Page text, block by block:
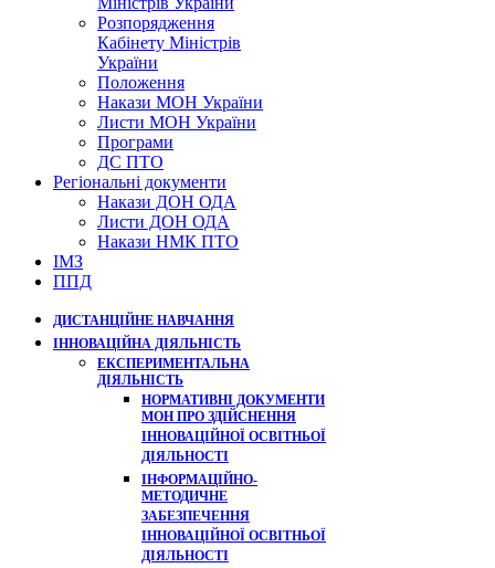
Розпорядження
Кабінету Міністрів
України
Положення
Накази МОН України
Листи МОН України
Програми
ДС ПТО
Регіональні документи
Накази ДОН ОДА
Листи ДОН ОДА
Накази НМК ПТО
ІМЗ
ППД
ДИСТАНЦІЙНЕ НАВЧАННЯ
ІННОВАЦІЙНА ДІЯЛЬНІСТЬ
ЕКСПЕРИМЕНТАЛЬНА
ДІЯЛЬНІСТЬ
НОРМАТИВНІ ДОКУМЕНТИ
МОН ПРО ЗДІЙСНЕННЯ
ІННОВАЦІЙНОЇ ОСВІТНЬОЇ
ДІЯЛЬНОСТІ
ІНФОРМАЦІЙНО-
МЕТОДИЧНЕ
ЗАБЕЗПЕЧЕННЯ
ІННОВАЦІЙНОЇ ОСВІТНЬОЇ
ДІЯЛЬНОСТІ